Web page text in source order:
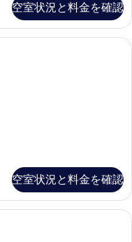
空室状況と料金を確認
アム ダブルルーム | WiFi (無
空室状況と料金を確認
アム ツインルーム | WiFi (無